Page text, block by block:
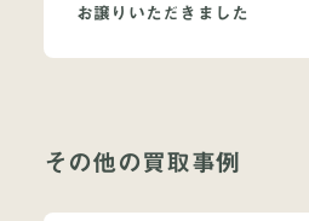
お譲りいただきました
その他の買取事例